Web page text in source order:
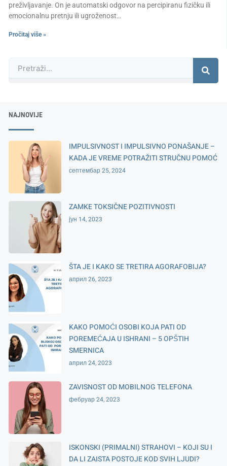
preživljavanje. On je automatski odgovor na percipiranu fizičku ili
emocionalnu pretnju ili ugroženost…
Pročitaj više »
NAJNOVIJE
IMPULSIVNOST I IMPULSIVNO PONAŠANJE –
KADA JE VREME POTRAŽITI STRUČNU POMOĆ
септембар 25, 2024
ZAMKE TOKSIČNE POZITIVNOSTI
јун 14, 2023
ŠTA JE I KAKO SE TRETIRA AGORAFOBIJA?
април 26, 2023
KAKO POMOĆI OSOBI KOJA PATI OD
POREMEĆAJA U ISHRANI – 5 OPŠTIH
SMERNICA
април 24, 2023
ZAVISNOST OD MOBILNOG TELEFONA
фебруар 24, 2023
ISKONSKI (PRIMALNI) STRAHOVI – KOJI SU I
DA LI ZAISTA POSTOJE KOD SVIH LJUDI?